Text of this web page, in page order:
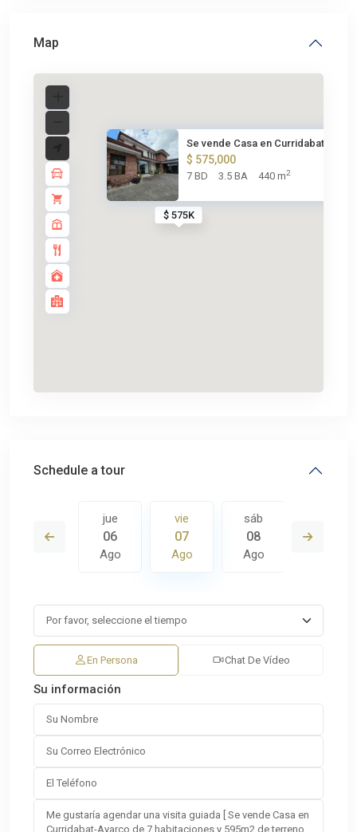
Map
$ 575K
Se vende Casa en Curridabat-Ay...
$ 575,000
7 BD 3.5 BA 440 m2
Schedule a tour
15
jue
06
Ago
vie
07
Ago
sáb
08
Ago
En Persona Chat De Vídeo
Su información